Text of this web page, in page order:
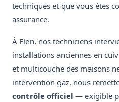
techniques et que vous êtes
assurance.
À Elen, nos techniciens
installations anciennes en
et multicouche des maisons
intervention gaz, nous
contrôle officiel — exigible